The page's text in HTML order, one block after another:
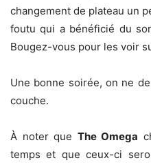
changement de plateau un
foutu qui a bénéficié du
Bougez-vous pour les voir
Une bonne soirée, on ne
couche.
À noter que The Omega
temps et que ceux-ci